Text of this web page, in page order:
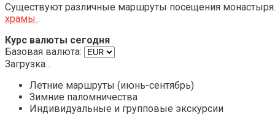
Существуют различные маршруты посещения
храмы .
Курс валюты сегодня
Базовая валюта:
Загрузка...
Летние маршруты (июнь-сентябрь)
Зимние паломничества
Индивидуальные и групповые экскурсии